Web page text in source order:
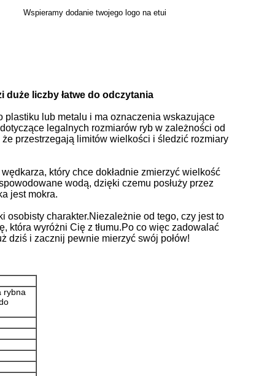
Wspieramy dodanie twojego logo na etui
liczby łatwe do odczytania
plastiku lub metalu i ma oznaczenia wskazujące
legalnych rozmiarów ryb w zależności od
przestrzegają limitów wielkości i śledzić rozmiary
który chce dokładnie zmierzyć wielkość
wodą, dzięki czemu posłuży przez
jest mokra.
charakter.Niezależnie od tego, czy jest to
która wyróżni Cię z tłumu.Po co więc zadowalać
dziś i zacznij pewnie mierzyć swój połów!
rybna